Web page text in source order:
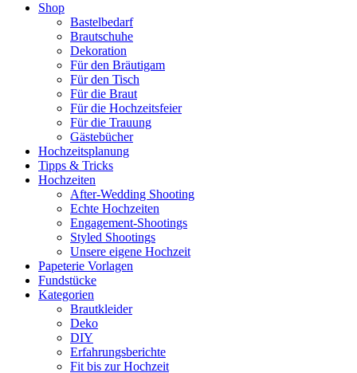
Shop
Bastelbedarf
Brautschuhe
Dekoration
Für den Bräutigam
Für den Tisch
Für die Braut
Für die Hochzeitsfeier
Für die Trauung
Gästebücher
Hochzeitsplanung
Tipps & Tricks
Hochzeiten
After-Wedding Shooting
Echte Hochzeiten
Engagement-Shootings
Styled Shootings
Unsere eigene Hochzeit
Papeterie Vorlagen
Fundstücke
Kategorien
Brautkleider
Deko
DIY
Erfahrungsberichte
Fit bis zur Hochzeit